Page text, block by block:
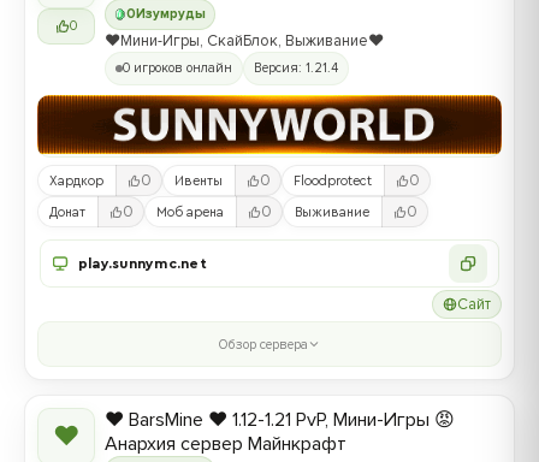
0
0 Изумруды
❤️Мини-Игры, СкайБлок, Выживание❤️
0 игроков онлайн Версия: 1.21.4
Хардкор 0 Ивенты 0 Floodprotect 0
Донат 0 Моб арена 0 Выживание 0
play.sunnymc.net
Сайт
Обзор сервера
❤
❤️ BarsMine ❤️ 1.12-1.21 PvP, Мини-Игры 😡
Анархия сервер Майнкрафт